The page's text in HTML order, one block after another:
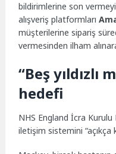
bildirimlerine son
alışveriş platformları
müşterilerine sipariş
vermesinden ilham
“Beş
hedefi
NHS England İcra Kurulu
iletişim sistemini